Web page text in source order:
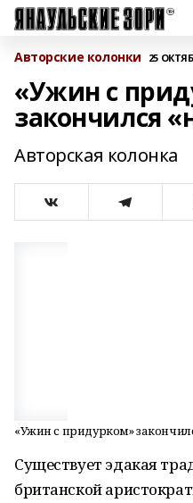
Авторские колонки 25
«Ужин с
закончился
Авторская колонка
«Ужин с придурком»
Существует эдакая
британской